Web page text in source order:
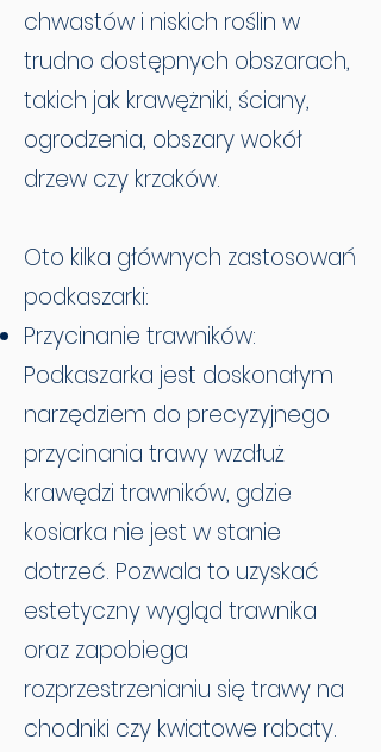
chwastów i niskich roślin w
trudno dostępnych obszarach,
takich jak krawężniki, ściany,
ogrodzenia, obszary wokół
drzew czy krzaków.
Oto kilka głównych zastosowań
podkaszarki:
Przycinanie trawników:
Podkaszarka jest doskonałym
narzędziem do precyzyjnego
przycinania trawy wzdłuż
krawędzi trawników, gdzie
kosiarka nie jest w stanie
dotrzeć. Pozwala to uzyskać
estetyczny wygląd trawnika
oraz zapobiega
rozprzestrzenianiu się trawy na
chodniki czy kwiatowe rabaty.